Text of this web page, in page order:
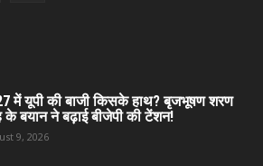
में यूपी की बाजी किसके हाथ? बृजभूषण शरण
के बयान ने बढ़ाई बीजेपी की टेंशन!
9, 2026